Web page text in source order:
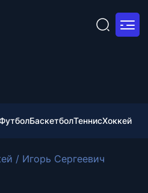
БаскетболТеннисХоккей
/ Игорь Сергеевич